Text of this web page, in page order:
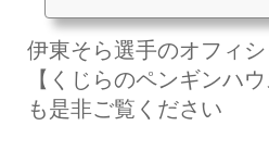
伊東そら選手のオフィ
【くじらのペンギンハ
も是非ご覧ください